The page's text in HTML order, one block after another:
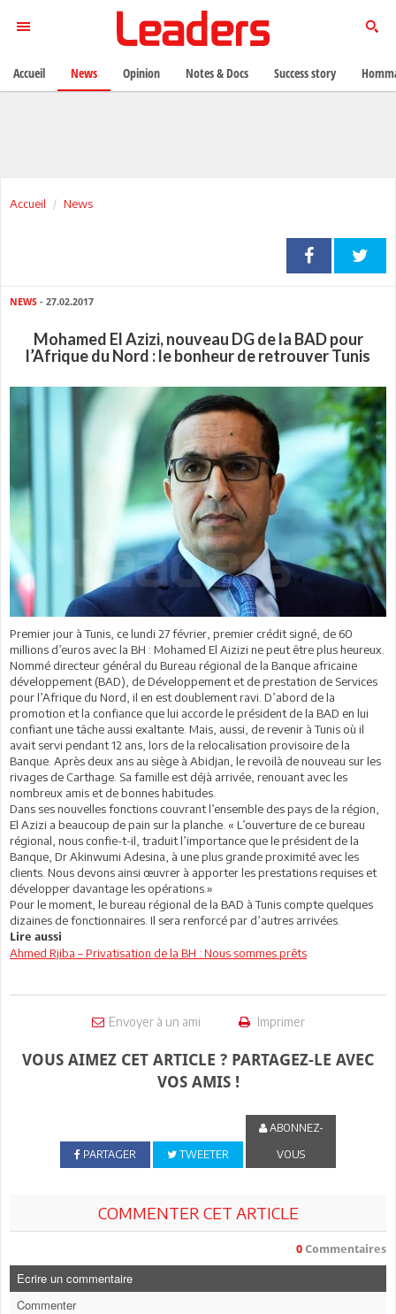
Accueil News
NEWS - 27.02.2017
Mohamed El Azizi, nouveau DG de la BAD pour
l’Afrique du Nord : le bonheur de retrouver Tunis
Premier jour à Tunis, ce lundi 27 février, premier crédit signé, de 60
millions d’euros avec la BH : Mohamed El Aizizi ne peut être plus heureux.
Nommé directeur général du Bureau régional de la Banque africaine
développement (BAD), de Développement et de prestation de Services
pour l’Afrique du Nord, il en est doublement ravi. D’abord de la
promotion et la confiance que lui accorde le président de la BAD en lui
confiant une tâche aussi exaltante. Mais, aussi, de revenir à Tunis où il
avait servi pendant 12 ans, lors de la relocalisation provisoire de la
Banque. Après deux ans au siège à Abidjan, le revoilà de nouveau sur les
rivages de Carthage. Sa famille est déjà arrivée, renouant avec les
nombreux amis et de bonnes habitudes.
Dans ses nouvelles fonctions couvrant l’ensemble des pays de la région,
El Azizi a beaucoup de pain sur la planche. « L’ouverture de ce bureau
régional, nous confie-t-il, traduit l’importance que le président de la
Banque, Dr Akinwumi Adesina, à une plus grande proximité avec les
clients. Nous devons ainsi œuvrer à apporter les prestations requises et
développer davantage les opérations.»
Pour le moment, le bureau régional de la BAD à Tunis compte quelques
dizaines de fonctionnaires. Il sera renforcé par d’autres arrivées.
Lire aussi
Ahmed Rjiba – Privatisation de la BH : Nous sommes prêts
Envoyer à un ami Imprimer
VOUS AIMEZ CET ARTICLE ? PARTAGEZ-LE AVEC
VOS AMIS !
PARTAGER TWEETER
ABONNEZ-
VOUS
COMMENTER CET ARTICLE
0 Commentaires
Ecrire un commentaire
Commenter
Accueil News Opinion Notes & Docs Success story